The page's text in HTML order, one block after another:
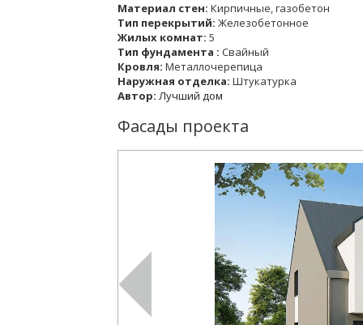
Материал стен: Кирпичные, газобетон
Тип перекрытий: Железобетонное
Жилых комнат: 5
Тип фундамента : Свайный
Кровля: Металлочерепица
Наружная отделка: Штукатурка
Автор: Лучший дом
Фасады проекта